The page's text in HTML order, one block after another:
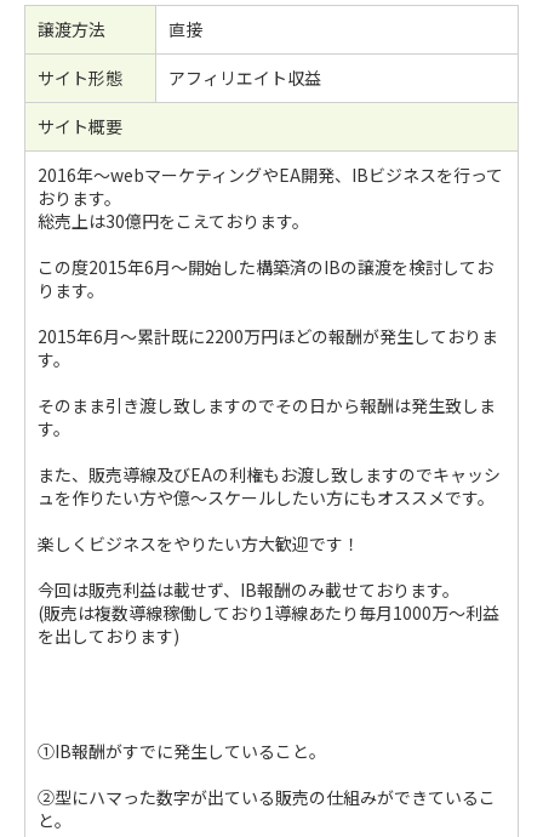
譲渡方法
直接
サイト形態
アフィリエイト収益
サイト概要
2016年〜webマーケティングやEA開発、IBビジネスを行って
おります。
総売上は30億円をこえております。
この度2015年6月〜開始した構築済のIBの譲渡を検討してお
ります。
2015年6月〜累計既に2200万円ほどの報酬が発生しておりま
す。
そのまま引き渡し致しますのでその日から報酬は発生致しま
す。
また、販売導線及びEAの利権もお渡し致しますのでキャッシ
ュを作りたい方や億〜スケールしたい方にもオススメです。
楽しくビジネスをやりたい方大歓迎です！
今回は販売利益は載せず、IB報酬のみ載せております。
(販売は複数導線稼働しており1導線あたり毎月1000万〜利益
を出しております)
①IB報酬がすでに発生していること。
②型にハマった数字が出ている販売の仕組みができているこ
と。